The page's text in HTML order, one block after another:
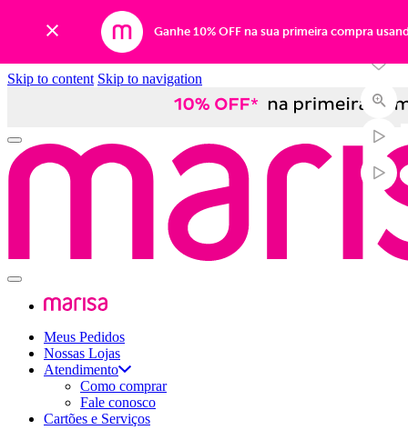
Ganhe 10% OFF na sua primeira compra
Skip to content Skip to navigation
Meus Pedidos
Nossas Lojas
Atendimento
Como comprar
Fale conosco
Cartões e Serviços